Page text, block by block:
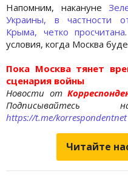
Напомним, накануне
Украины, в частности
Крыма, четко просчитана
условия, когда Москва
Пока Москва тянет
сценария войны
Новости от
https://t.me/korrespondentnet
Читайте